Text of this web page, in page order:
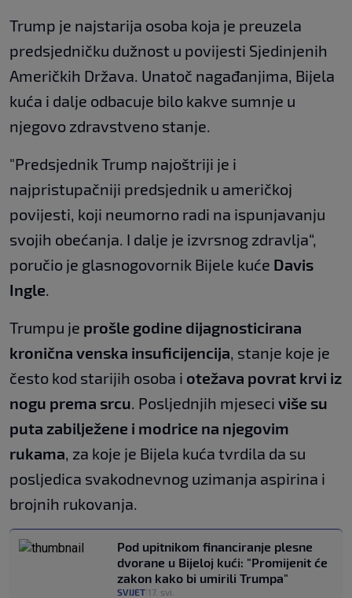
Trump je najstarija osoba koja je preuzela
predsjedničku dužnost u povijesti Sjedinjenih
Američkih Država. Unatoč nagađanjima, Bijela
kuća i dalje odbacuje bilo kakve sumnje u
njegovo zdravstveno stanje.
"Predsjednik Trump najoštriji je i
najpristupačniji predsjednik u američkoj
povijesti, koji neumorno radi na ispunjavanju
svojih obećanja. I dalje je izvrsnog zdravlja“,
poručio je glasnogovornik Bijele kuće Davis
Ingle.
Trumpu je prošle godine dijagnosticirana
kronična venska insuficijencija, stanje koje je
često kod starijih osoba i otežava povrat krvi iz
nogu prema srcu. Posljednjih mjeseci više su
puta zabilježene i modrice na njegovim
rukama, za koje je Bijela kuća tvrdila da su
posljedica svakodnevnog uzimanja aspirina i
brojnih rukovanja.
Pod upitnikom financiranje plesne
dvorane u Bijeloj kući: "Promijenit će
zakon kako bi umirili Trumpa"
SVIJET 17. svi.